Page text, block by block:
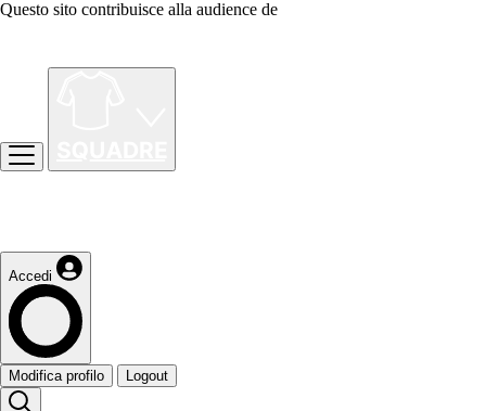
Questo sito contribuisce alla audience de
Accedi
Modifica profilo Logout